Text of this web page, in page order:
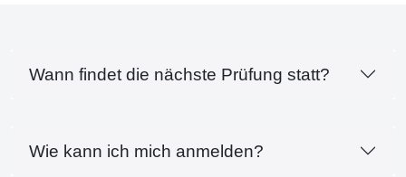
Wann findet die nächste Prüfung statt?
Wie kann ich mich anmelden?